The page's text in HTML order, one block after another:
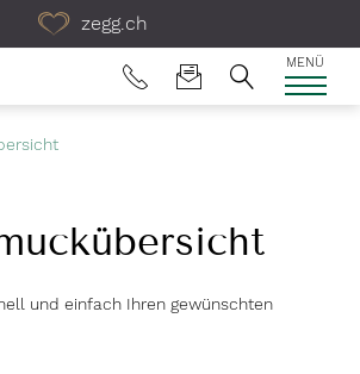
zegg.ch
MENÜ
und einfach Ihren gewünschten